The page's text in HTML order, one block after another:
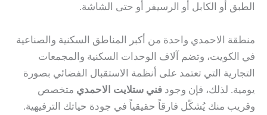
الطبق أو الكابل أو الرسيفر أو حتى الشاشة.
منطقة الاحمدي واحدة من أكبر المناطق السكنية والصناعية
في الكويت، وتضم آلاف الوحدات السكنية والمجمعات
التجارية التي تعتمد على أنظمة الاستقبال الفضائي بصورة
يومية. لذلك، فإن وجود فني ستلايت الاحمدي متخصص
وقريب منك يُشكّل فارقاً حقيقياً في جودة حياتك الترفيهية.